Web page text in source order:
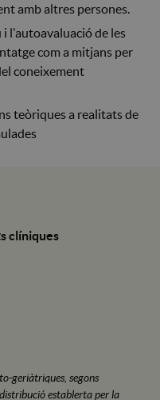
amb altres persones.
i l'autoavaluació de les
com a mitjans per
coneixement
teòriques a realitats de
clíniques
geriàtriques, segons
establerta per la